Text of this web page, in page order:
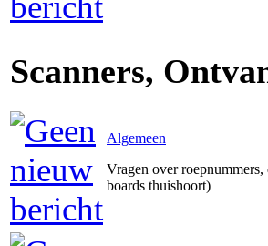
Scanners,
Algemeen
Vragen over
boards thuishoort)